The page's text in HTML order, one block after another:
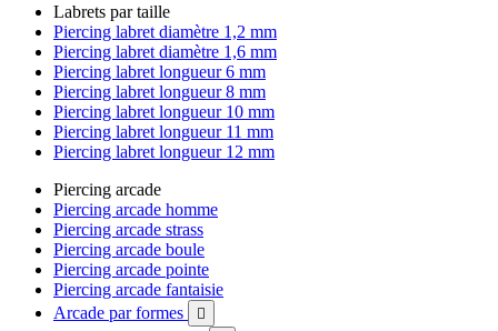
Labrets par taille
Piercing labret diamètre 1,2 mm
Piercing labret diamètre 1,6 mm
Piercing labret longueur 6 mm
Piercing labret longueur 8 mm
Piercing labret longueur 10 mm
Piercing labret longueur 11 mm
Piercing labret longueur 12 mm
Piercing arcade
Piercing arcade homme
Piercing arcade strass
Piercing arcade boule
Piercing arcade pointe
Piercing arcade fantaisie
Arcade par formes
